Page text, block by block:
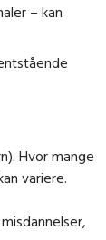
– kan
Hvor mange
variere.